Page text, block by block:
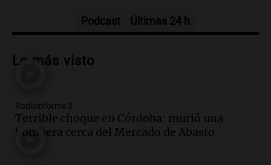
Audio.Más de la mitad de la población
de la UBA
Audio. Cientos de fieles celebran a San
Cayetano pidiendo trabajo y salud en
Córdoba
Podcast Últimas 24 h
Lo más visto
Radioinforme 3
Terrible choque en Córdoba: murió una
bombera cerca del Mercado de Abasto